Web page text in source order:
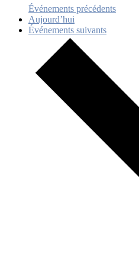
Événements précédents
Aujourd’hui
Événements suivants